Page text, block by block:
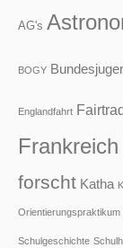
AG's
BOGY
Englandfahrt
Frankreich
forscht Katha
Orientierungspraktikum
Schulgeschichte